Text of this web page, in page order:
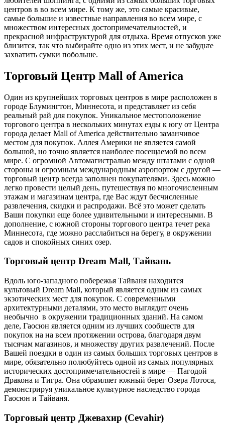
центров в во всем мире. К тому же, это самые красивые,
самые большие и известные направления во всем мире, с
множеством интересных достопримечательностей, и
прекрасной инфраструктурой для отдыха. Время отпусков уже
близится, так что выбирайте одно из этих мест, и не забудьте
захватить сумки побольше.
Торговый Центр Mall of America
Один из крупнейших торговых центров в мире расположен в
городе Блумингтон, Миннесота, и представляет из себя
реальный рай для покупок. Уникальное местоположение
торгового центра в нескольких минутах езды к югу от Центра
города делает Mall of America действительно заманчивое
местом для покупок. Аллея Америки не является самой
большой, но точно является наиболее посещаемой во всем
мире. С огромной Автомагистралью между штатами с одной
стороны и огромным международным аэропортом с другой —
торговый центр всегда заполнен покупателями. Здесь можно
легко провести целый день, путешествуя по многочисленным
этажам и магазинам центра, где Вас ждут бесчисленные
развлечения, скидки и распродажи. Всё это может сделать
Ваши покупки еще более удивительными и интересными. В
дополнение, с южной стороны торгового центра течет река
Миннесота, где можно расслабиться на берегу, в окружении
садов и спокойных синих озер.
Торговый центр Dream Mall, Тайвань
Вдоль юго-западного побережья Тайваня находится
культовый Dream Mall, который является одним из самых
экзотических мест для покупок. С современными
архитектурными деталями, это место выглядит очень
необычно в окружении традиционных зданий. На самом
деле, Гаосюн является одним из лучших сообществ для
покупок на на всем протяжении острова, благодаря двум
тысячам магазинов, и множеству других развлечений. После
Вашей поездки в один из самых больших торговых центров в
мире, обязательно полюбуйтесь одной из самых популярных
исторических достопримечательностей в мире — Пагодой
Дракона и Тигра. Она обрамляет южный берег Озера Лотоса,
демонстрируя уникальное культурное наследство города
Гаосюн и Тайваня.
Торговый центр Джевахир (Cevahir)